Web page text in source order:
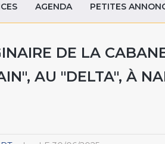
AGENDA PETITES
DE LA
AU "DELTA", À